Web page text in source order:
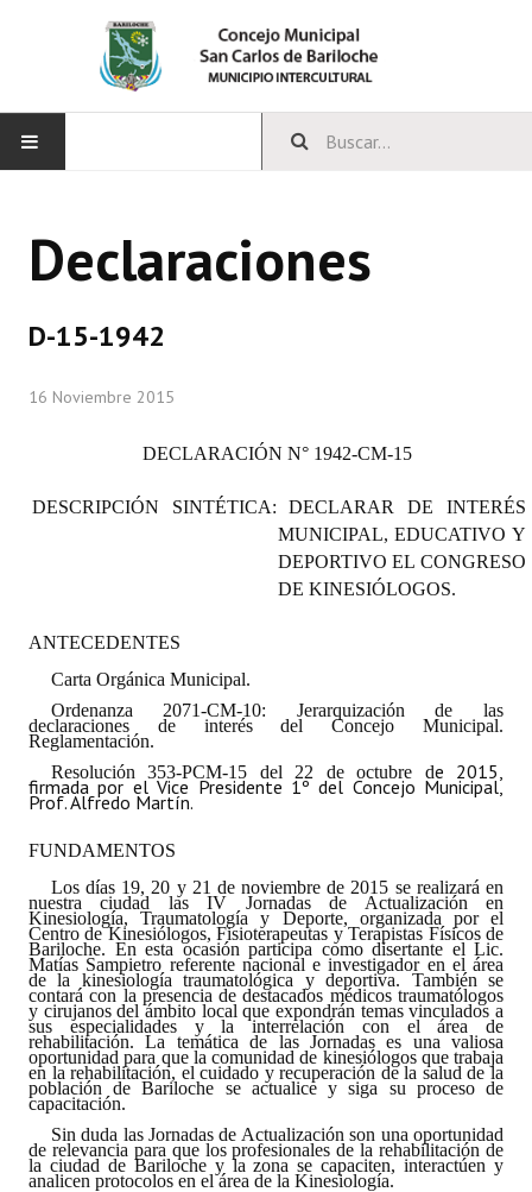
CONCEJO
Comisiones Especiales
Concejales Mandato Cumplido
Constitución Provincial
Carta Orgánica 2007
Reglamento Interno
Digesto
Organigrama
DOCUMENTOS
Informes de Gestión
Proyectos Presentados
Dictámenes Asesoría Letrada
Actas de Sesión
Declaraciones
D-15-1942
16 Noviembre 2015
DECLARACIÓN N° 1942-CM-15
DESCRIPCIÓN SINTÉTICA: DECLARAR DE INTERÉS
MUNICIPAL, EDUCATIVO Y
DEPORTIVO EL CONGRESO
DE KINESIÓLOGOS.
ANTECEDENTES
Carta Orgánica Municipal.
Ordenanza 2071-CM-10: Jerarquización de las
declaraciones de interés del Concejo Municipal.
Reglamentación.
Resolución 353-PCM-15 del 22 de octubre de 2015,
firmada por el Vice Presidente 1º del Concejo Municipal,
Prof. Alfredo Martín.
FUNDAMENTOS
Los días 19, 20 y 21 de noviembre de 2015 se realizará en
nuestra ciudad las IV Jornadas de Actualización en
Kinesiología, Traumatología y Deporte, organizada por el
Centro de Kinesiólogos, Fisioterapeutas y Terapistas Físicos de
Bariloche. En esta ocasión participa como disertante el Lic.
Matías Sampietro referente nacional e investigador en el área
de la kinesiología traumatológica y deportiva. También se
contará con la presencia de destacados médicos traumatólogos
y cirujanos del ámbito local que expondrán temas vinculados a
sus especialidades y la interrelación con el área de
rehabilitación. La temática de las Jornadas es una valiosa
oportunidad para que la comunidad de kinesiólogos que trabaja
en la rehabilitación, el cuidado y recuperación de la salud de la
población de Bariloche se actualice y siga su proceso de
capacitación.
Sin duda las Jornadas de Actualización son una oportunidad
de relevancia para que los profesionales de la rehabilitación de
la ciudad de Bariloche y la zona se capaciten, interactúen y
analicen protocolos en el área de la Kinesiología.